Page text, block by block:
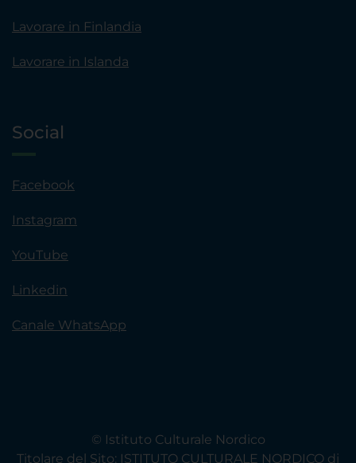
Lavorare in Finlandia
Lavorare in Islanda
Social
Facebook
Instagram
YouTube
Linkedin
Canale WhatsApp
© Istituto Culturale Nordico
Titolare del Sito: ISTITUTO CULTURALE NORDICO di